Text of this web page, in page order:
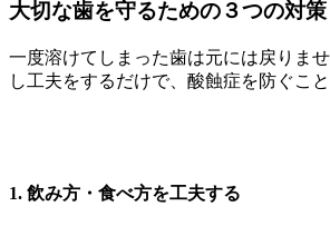
大切な歯を守るための３つの対策
一度溶けてしまった歯は元には戻りま
し工夫をするだけで、酸蝕症を防ぐこと
1. 飲み方・食べ方を工夫する